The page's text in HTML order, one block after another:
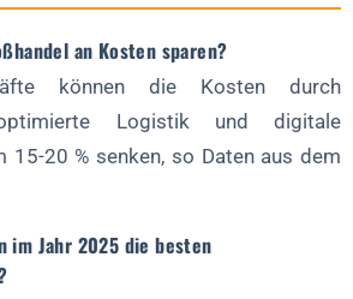
an Kosten sparen?
können die Kosten durch
optimierte Logistik und digitale
15-20 % senken, so Daten aus dem
im Jahr 2025 die besten